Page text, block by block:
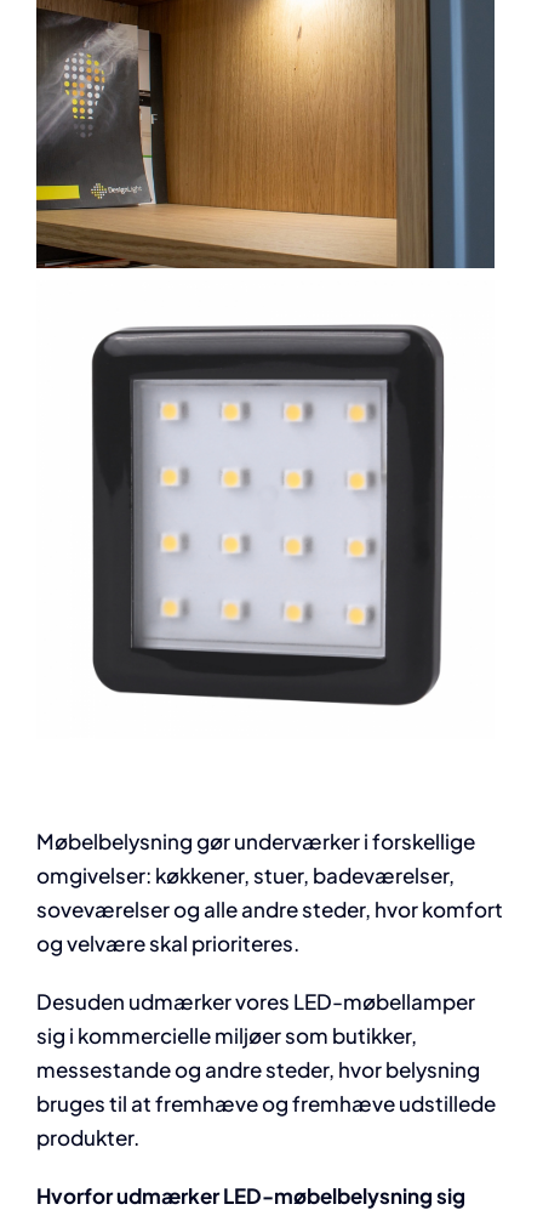
Møbelbelysning gør underværker i forskellige
omgivelser: køkkener, stuer, badeværelser,
soveværelser og alle andre steder, hvor komfort
og velvære skal prioriteres.
Desuden udmærker vores LED-møbellamper
sig i kommercielle miljøer som butikker,
messestande og andre steder, hvor belysning
bruges til at fremhæve og fremhæve udstillede
produkter.
Hvorfor udmærker LED-møbelbelysning sig